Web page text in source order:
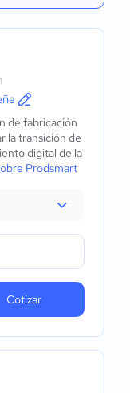
de fabricación
la transición de
digital de la
Prodsmart
Cotizar